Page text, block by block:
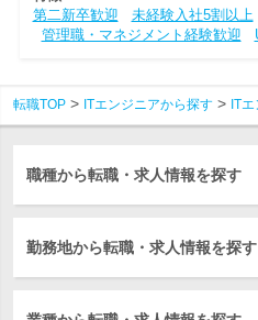
第二新卒歓迎
未経験入社5割以上
管理職・マネジメント経験歓迎
転職TOP ITエンジニアから探す IT
職種から転職・求人情報を探す
勤務地から転職・求人情報を探す